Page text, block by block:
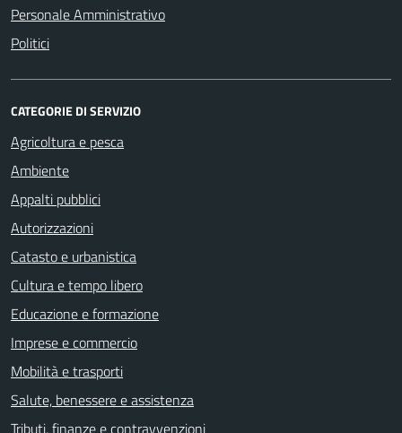
Personale Amministrativo
Politici
CATEGORIE DI SERVIZIO
Agricoltura e pesca
Ambiente
Appalti pubblici
Autorizzazioni
Catasto e urbanistica
Cultura e tempo libero
Educazione e formazione
Imprese e commercio
Mobilità e trasporti
Salute, benessere e assistenza
Tributi, finanze e contravvenzioni